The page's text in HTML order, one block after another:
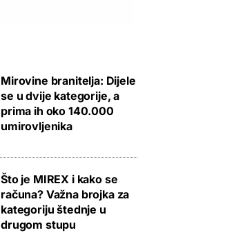
Mirovine branitelja: Dijele
se u dvije kategorije, a
prima ih oko 140.000
umirovljenika
Što je MIREX i kako se
računa? Važna brojka za
kategoriju štednje u
drugom stupu